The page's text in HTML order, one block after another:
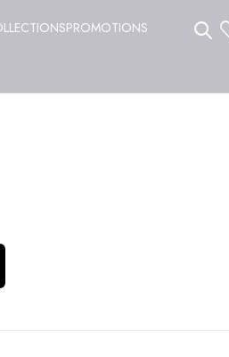
PROMOTIONS